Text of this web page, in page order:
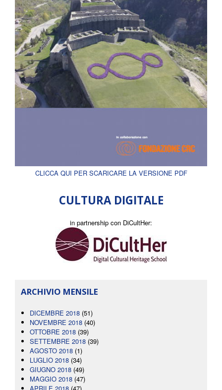
CLICCA QUI PER SCARICARE LA VERSIONE PDF
CULTURA DIGITALE
in partnership con DiCultHer:
ARCHIVIO MENSILE
DICEMBRE 2018 (51)
NOVEMBRE 2018 (40)
OTTOBRE 2018 (39)
SETTEMBRE 2018 (39)
AGOSTO 2018 (1)
LUGLIO 2018 (34)
GIUGNO 2018 (49)
MAGGIO 2018 (47)